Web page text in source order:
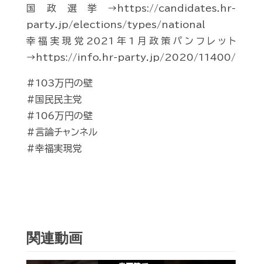
国政選挙→https://candidates.hr-
party.jp/elections/types/national
幸福実現党2021年1月政策パンフレット
→https://info.hr-party.jp/2020/11400/
#103万円の壁
#国民民主党
#106万円の壁
#言論チャンネル
#幸福実現党
関連動画